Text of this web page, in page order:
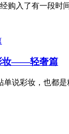
购入了有一段
妆——轻奢篇
说彩妆，也都是